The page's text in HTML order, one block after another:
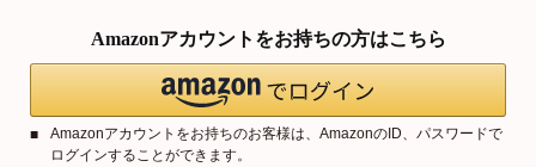
Amazonアカウントをお持ちの方はこちら
Amazonアカウントをお持ちのお客様は、AmazonのID、パスワードで
ログインすることができます。